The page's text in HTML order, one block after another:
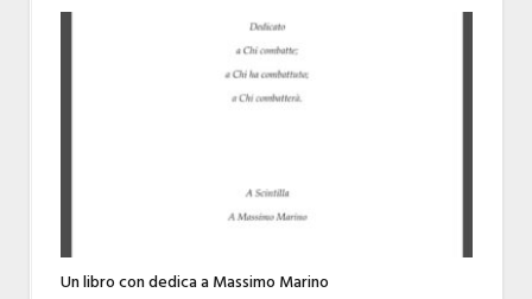
Un libro con dedica a Massimo Marino